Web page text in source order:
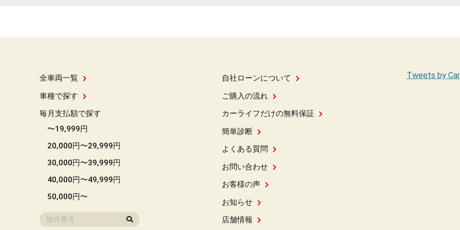
全車両一覧
車種で探す
毎月支払額で探す
〜19,999円
20,000円〜29,999円
30,000円〜39,999円
40,000円〜49,999円
50,000円〜
自社ローンについて
ご購入の流れ
カーライフだけの無料保証
簡単診断
よくある質問
お問い合わせ
お客様の声
お知らせ
店舗情報
Tweets by